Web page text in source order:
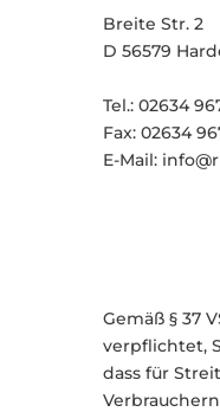
Breite Str. 2
D 56579
Tel.: 02634
Fax: 02634
E-Mail:
Gemäß § 37
verpflichtet,
dass für